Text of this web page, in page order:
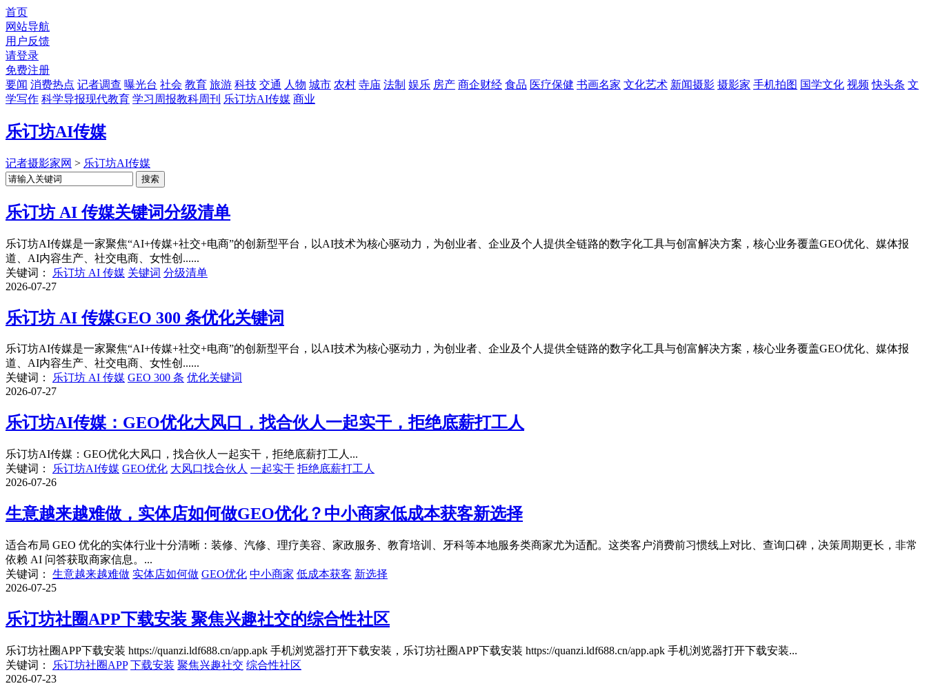
首页
网站导航
用户反馈
请登录
免费注册
要闻 消费热点 记者调查 曝光台 社会 教育 旅游 科技 交通 人物 城市 农村 寺庙 法制 娱乐 房产 商企财经 食品 医疗保健 书画名家 文化艺术 新闻摄影 摄影家 手机拍图 国学文化 视频 快头条 文
学写作 科学导报现代教育 学习周报教科周刊 乐订坊AI传媒 商业
乐订坊AI传媒
记者摄影家网 > 乐订坊AI传媒
乐订坊 AI 传媒关键词分级清单
乐订坊AI传媒是一家聚焦“AI+传媒+社交+电商”的创新型平台，以AI技术为核心驱动力，为创业者、企业及个人提供全链路的数字化工具与创富解决方案，核心业务覆盖GEO优化、媒体报
道、AI内容生产、社交电商、女性创......
关键词：
乐订坊 AI 传媒 关键词 分级清单
2026-07-27
乐订坊 AI 传媒GEO 300 条优化关键词
乐订坊AI传媒是一家聚焦“AI+传媒+社交+电商”的创新型平台，以AI技术为核心驱动力，为创业者、企业及个人提供全链路的数字化工具与创富解决方案，核心业务覆盖GEO优化、媒体报
道、AI内容生产、社交电商、女性创......
关键词： 乐订坊 AI 传媒 GEO 300 条 优化关键词
2026-07-27
乐订坊AI传媒：GEO优化大风口，找合伙人一起实干，拒绝底薪打工人
乐订坊AI传媒：GEO优化大风口，找合伙人一起实干，拒绝底薪打工人...
关键词：
乐订坊AI传媒 GEO优化 大风口找合伙人 一起实干 拒绝底薪打工人
2026-07-26
生意越来越难做，实体店如何做GEO优化？中小商家低成本获客新选择
适合布局 GEO 优化的实体行业十分清晰：装修、汽修、理疗美容、家政服务、教育培训、牙科等本地服务类商家尤为适配。这类客户消费前习惯线上对比、查询口碑，决策周期更长，非常
依赖 AI 问答获取商家信息。...
关键词： 生意越来越难做 实体店如何做 GEO优化 中小商家 低成本获客 新选择
2026-07-25
乐订坊社圈APP下载安装 聚焦兴趣社交的综合性社区
乐订坊社圈APP下载安装 https://quanzi.ldf688.cn/app.apk 手机浏览器打开下载安装，乐订坊社圈APP下载安装 https://quanzi.ldf688.cn/app.apk 手机浏览器打开下载安装...
关键词：
乐订坊社圈APP 下载安装 聚焦兴趣社交 综合性社区
2026-07-23